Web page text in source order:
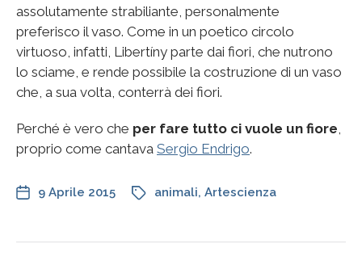
assolutamente strabiliante, personalmente
preferisco il vaso. Come in un poetico circolo
virtuoso, infatti, Libertíny parte dai fiori, che nutrono
lo sciame, e rende possibile la costruzione di un vaso
che, a sua volta, conterrà dei fiori.
Perché è vero che per fare tutto ci vuole un fiore
proprio come cantava Sergio Endrigo.
9 Aprile 2015 animali, Artescienza